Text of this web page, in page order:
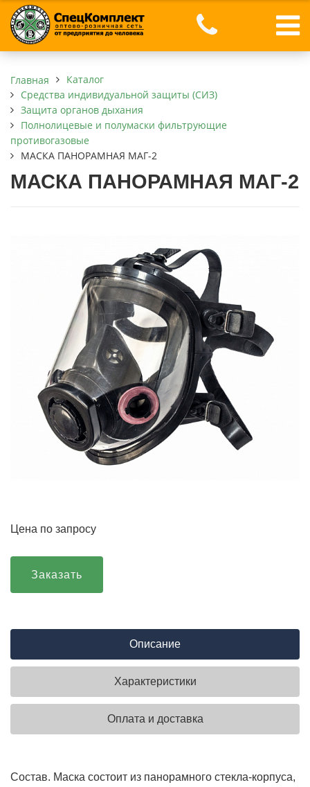
Главная
Каталог
Средства индивидуальной защиты (СИЗ)
Защита органов дыхания
Полнолицевые и полумаски фильтрующие
противогазовые
МАСКА ПАНОРАМНАЯ МАГ-2
МАСКА ПАНОРАМНАЯ МАГ-2
Цена по запросу
Заказать
Описание
Характеристики
Оплата и доставка
Состав. Маска состоит из панорамного стекла-корпуса,